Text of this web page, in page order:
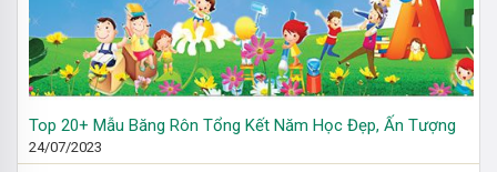
Top 20+ Mẫu Băng Rôn Tổng Kết Năm Học Đẹp, Ấn Tượng
24/07/2023